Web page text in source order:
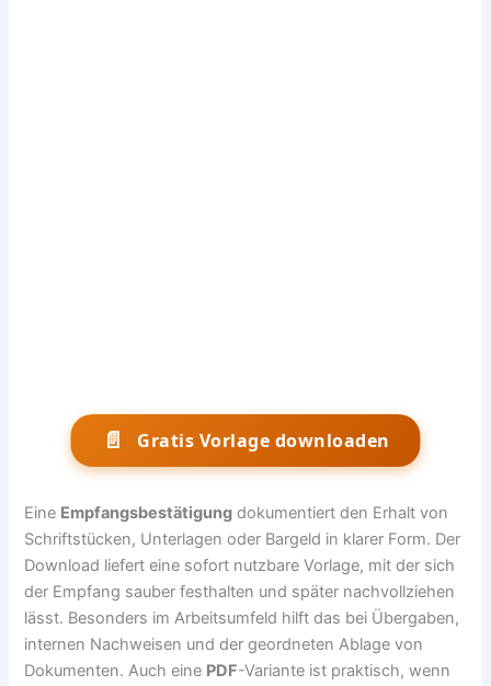
📄 Gratis Vorlage downloaden
Eine Empfangsbestätigung dokumentiert den Erhalt von
Schriftstücken, Unterlagen oder Bargeld in klarer Form. Der
Download liefert eine sofort nutzbare Vorlage, mit der sich
der Empfang sauber festhalten und später nachvollziehen
lässt. Besonders im Arbeitsumfeld hilft das bei Übergaben,
internen Nachweisen und der geordneten Ablage von
Dokumenten. Auch eine PDF-Variante ist praktisch, wenn